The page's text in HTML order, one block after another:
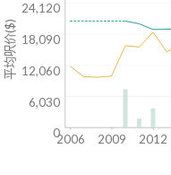
2006 2009 2012
24,120
18,090
12,060
6,030
0
平均呎价($)